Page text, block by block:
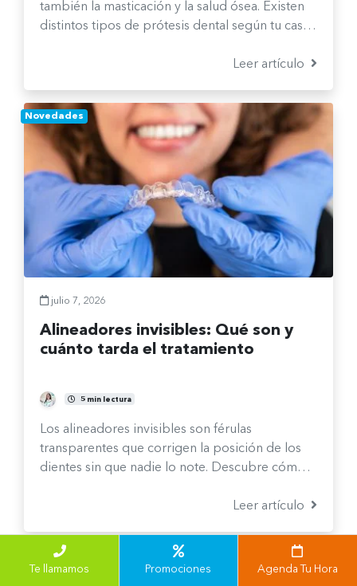
Te llamamos Promociones Agenda Tu Hora
también la masticación y la salud ósea. Existen
distintos tipos de prótesis dental según tu caso.
Leer artículo
Novedades
julio 7, 2026
Alineadores invisibles: Qué son y
cuánto tarda el tratamiento
Gabriela Lorca Bocchieri
5 min lectura
Los alineadores invisibles son férulas
transparentes que corrigen la posición de los
dientes sin que nadie lo note. Descubre cómo
Leer artículo